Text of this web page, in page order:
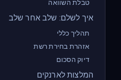
טבלת השוואה
איך לשלם: שלב אחר שלב
תהליך כללי
אזהרת בחירת רשת
דיוק הסכום
המלצות לארנקים